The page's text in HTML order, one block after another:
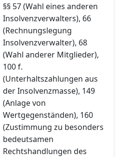
§§ 57 (Wahl eines anderen
Insolvenzverwalters), 66
(Rechnungslegung
Insolvenzverwalter), 68
(Wahl anderer Mitglieder),
100 f.
(Unterhaltszahlungen aus
der Insolvenzmasse), 149
(Anlage von
Wertgegenständen), 160
(Zustimmung zu besonders
bedeutsamen
Rechtshandlungen des